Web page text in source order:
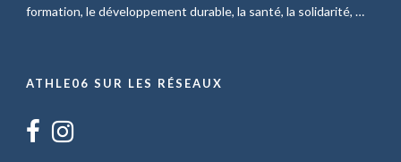
formation, le développement durable, la santé, la solidarité, …
ATHLE06 SUR LES RÉSEAUX